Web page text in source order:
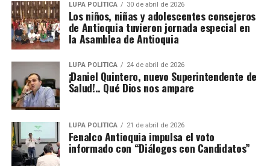
LUPA POLÍTICA 30 de abril de 2026
Los niños, niñas y adolescentes consejeros
de Antioquia tuvieron jornada especial en
la Asamblea de Antioquia
LUPA POLÍTICA 24 de abril de 2026
¡Daniel Quintero, nuevo Superintendente de
Salud!.. Qué Dios nos ampare
LUPA POLÍTICA 21 de abril de 2026
Fenalco Antioquia impulsa el voto
informado con “Diálogos con Candidatos”